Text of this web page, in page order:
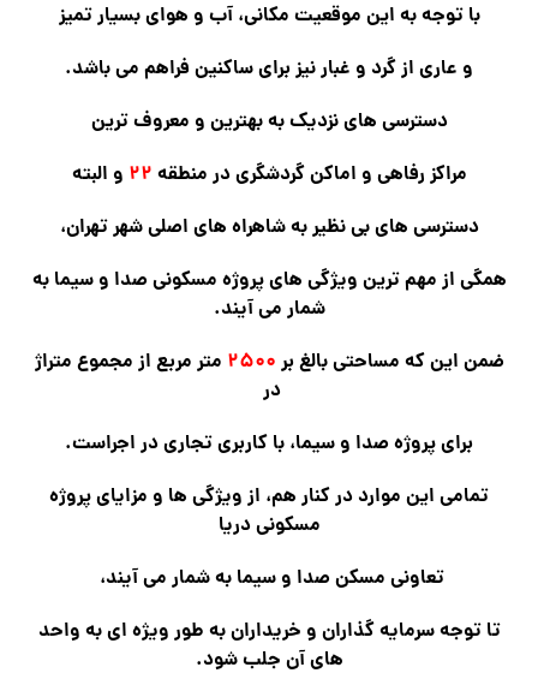
با توجه به این موقعیت مکانی، آب و هوای بسیار تمیز
و عاری از گرد و غبار نیز برای ساکنین فراهم می باشد.
دسترسی های نزدیک به بهترین و معروف ترین
مراکز رفاهی و اماکن گردشگری در منطقه ۲۲ و البته
دسترسی های بی نظیر به شاهراه های اصلی شهر تهران،
همگی از مهم ترین ویژگی های پروژه مسکونی صدا و سیما به
شمار می آیند.
ضمن این که مساحتی بالغ بر ۲۵۰۰ متر مربع از مجموع متراژ
در
برای پروژه صدا و سیما، با کاربری تجاری در اجراست.
تمامی این موارد در کنار هم، از ویژگی ها و مزایای پروژه
مسکونی دریا
تعاونی مسکن صدا و سیما به شمار می آیند،
تا توجه سرمایه گذاران و خریداران به طور ویژه ای به واحد
های آن جلب شود.